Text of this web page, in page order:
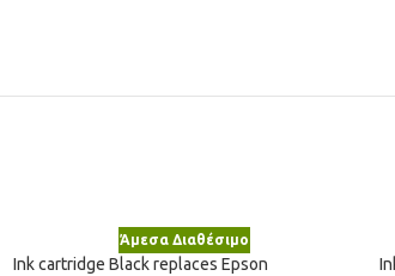
Άμεσα Διαθέσιμο
Ink cartridge Black replaces Epson